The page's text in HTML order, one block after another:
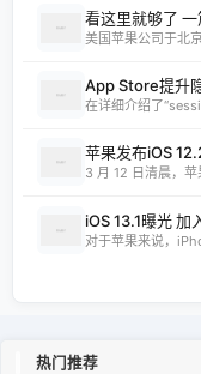
看这里就够了
美国苹果公司于北
App Store提升
在详细介绍了
苹果发布iOS
3 月 12 日清晨，
iOS 13.1曝光 加
对于苹果来说，
热门推荐